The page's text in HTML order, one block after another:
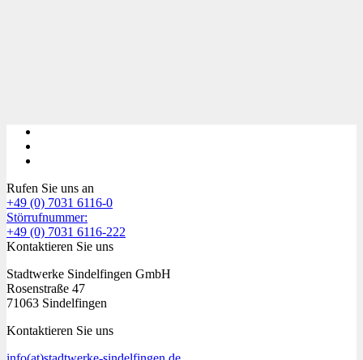
Rufen Sie uns an
+49 (0) 7031 6116-0
Störrufnummer:
+49 (0) 7031 6116-222
Kontaktieren Sie uns
Stadtwerke Sindelfingen GmbH
Rosenstraße 47
71063 Sindelfingen
Kontaktieren Sie uns